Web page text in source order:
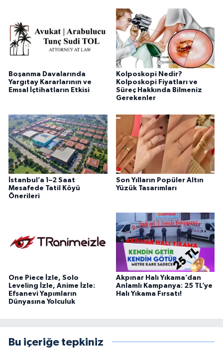
Boşanma Davalarında
Yargıtay Kararlarının ve
Emsal İçtihatların Etkisi
Kolposkopi Nedir?
Kolposkopi Fiyatları ve
Süreç Hakkında Bilmeniz
Gerekenler
İstanbul’a 1–2 Saat
Mesafede Tatil Köyü
Önerileri
Son Yılların Popüler Altın
Yüzük Tasarımları
One Piece İzle, Solo
Leveling İzle, Anime İzle:
Efsanevi Yapımların
Dünyasına Yolculuk
Akpınar Halı Yıkama’dan
Anlamlı Kampanya: 25 TL’ye
Halı Yıkama Fırsatı!
Bu içeriğe tepkiniz